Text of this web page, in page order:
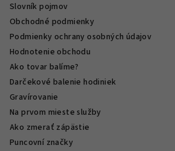
Slovník pojmov
Obchodné podmienky
Podmienky ochrany osobných údajov
Hodnotenie obchodu
Ako tovar balíme?
Darčekové balenie hodiniek
Gravírovanie
Na prvom mieste služby
Ako zmerať zápästie
Puncovní značky